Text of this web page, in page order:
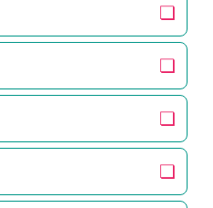
❏
❏
❏
❏